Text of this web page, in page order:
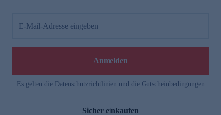
E-Mail-Adresse eingeben
Anmelden
Es gelten die Datenschutzrichtlinien und die Gutscheinbedingungen
Sicher einkaufen